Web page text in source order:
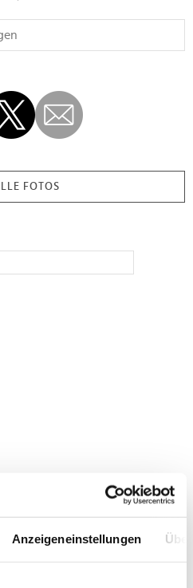
Anzeigeneinstellungen
FOTOS